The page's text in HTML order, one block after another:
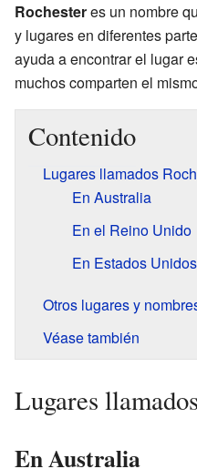
Rochesteres un nombre
y lugares en diferentes
ayuda a encontrar el lugar
muchos comparten el
Contenido
Lugares llamados
En Australia
En el Reino Unido
En Estados Unidos
Otros lugares y
Véase también
Lugares
En Australia